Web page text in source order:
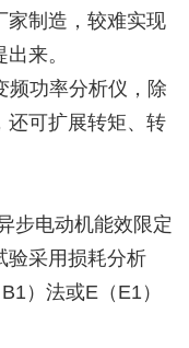
家制造，较难实现
来。
频功率分析仪，除
还可扩展转矩、转
步电动机能效限定
验采用损耗分析
）法或E（E1）